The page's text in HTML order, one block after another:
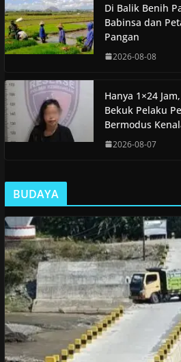
Di Balik Benih
Babinsa dan
Pangan
2026-08-08
Hanya 1×24
Bekuk Pelaku
Bermodus
2026-08-07
BUDAYA